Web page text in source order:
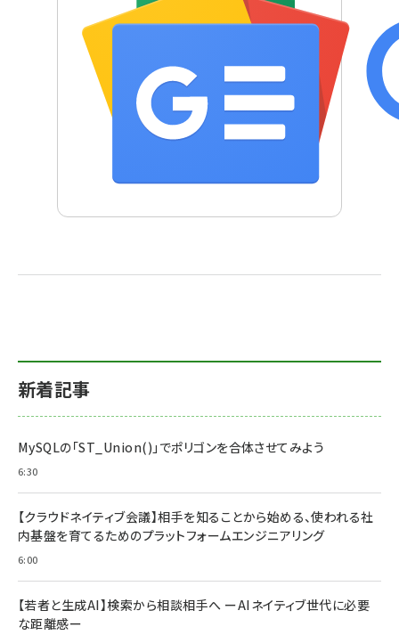
新着記事
MySQLの「ST_Union()」でポリゴンを合体させてみよう
6:30
【クラウドネイティブ会議】相手を知ることから始める、使われる社
内基盤を育てるためのプラットフォームエンジニアリング
6:00
【若者と生成AI】検索から相談相手へ ーAIネイティブ世代に必要
な距離感ー